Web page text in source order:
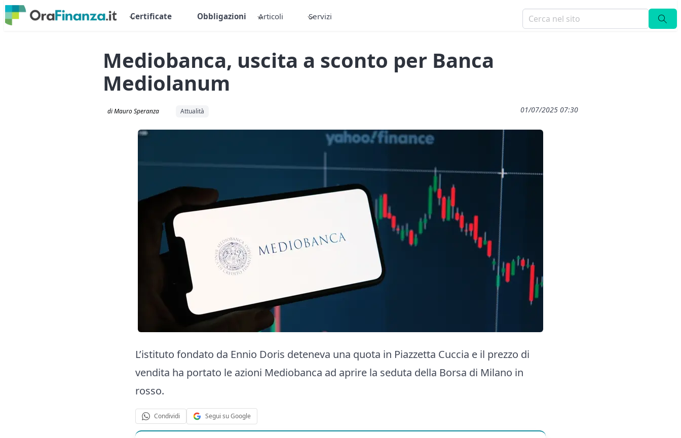
Certificate Obbligazioni Articoli Servizi
Mediobanca, uscita a sconto per Banca
Mediolanum
di Mauro Speranza Attualità 01/07/2025 07:30
L’istituto fondato da Ennio Doris deteneva una quota in Piazzetta Cuccia e il prezzo di
vendita ha portato le azioni Mediobanca ad aprire la seduta della Borsa di Milano in
rosso.
Condividi Segui su Google